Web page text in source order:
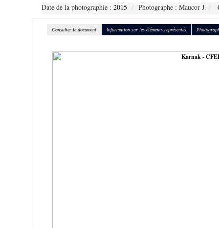
Date de la photographie : 2015 Photographe : Maucor J.
Consulter le document Information sur les éléments représentés